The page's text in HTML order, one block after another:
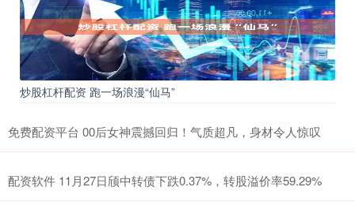
炒股杠杆配资 跑一场浪漫“仙马”
免费配资平台 00后女神震撼回归！气质超凡，身材令人惊叹
配资软件 11月27日颀中转债下跌0.37%，转股溢价率59.29%